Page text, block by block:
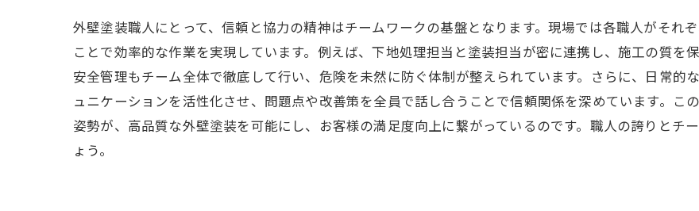
外壁塗装職人にとって、信頼と協力の精神はチームワークの基盤となります。現場では各職人がそれ
ことで効率的な作業を実現しています。例えば、下地処理担当と塗装担当が密に連携し、施工の質を
安全管理もチーム全体で徹底して行い、危険を未然に防ぐ体制が整えられています。さらに、日常的
ュニケーションを活性化させ、問題点や改善策を全員で話し合うことで信頼関係を深めています。こ
姿勢が、高品質な外壁塗装を可能にし、お客様の満足度向上に繋がっているのです。職人の誇りとチ
ょう。